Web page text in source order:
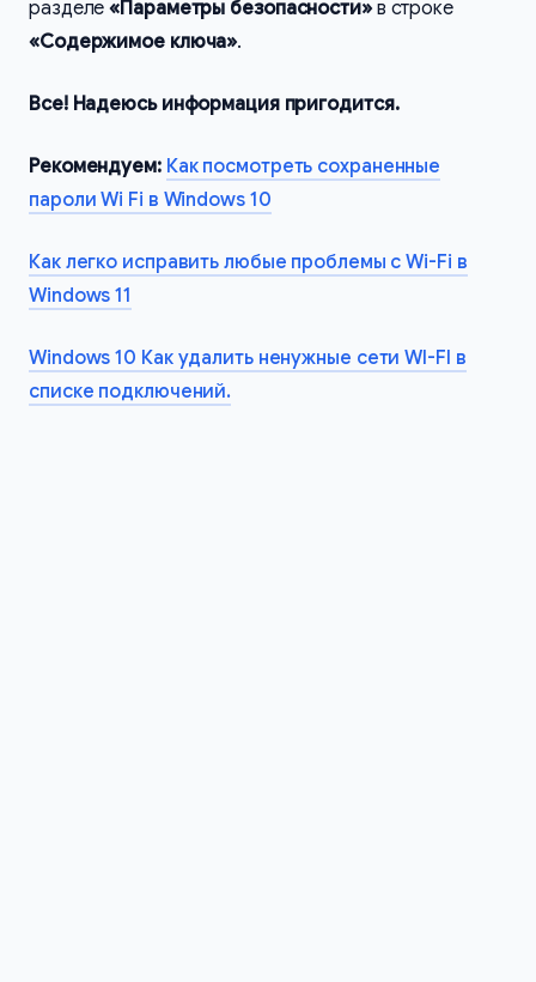
разделе«Параметры безопасности» в строке
«Содержимое ключа».
Все! Надеюсь информация пригодится.
Рекомендуем: Как посмотреть сохраненные
пароли Wi Fi в Windows 10
Как легко исправить любые проблемы с Wi-Fi в
Windows 11
Windows 10 Как удалить ненужные сети WI-FI в
списке подключений.